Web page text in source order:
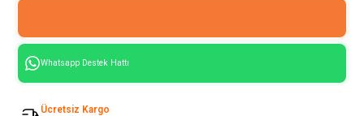
Whatsapp Destek Hattı
Ücretsiz Kargo